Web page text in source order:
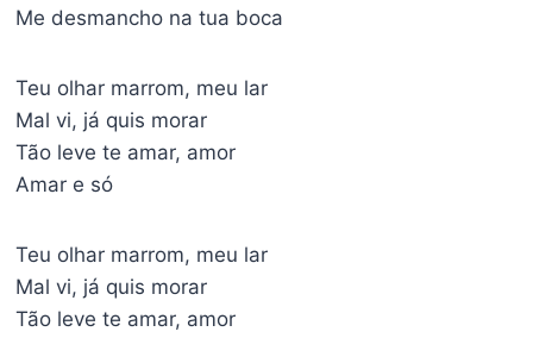
Me desmancho na tua boca
Teu olhar marrom, meu lar
Mal vi, já quis morar
Tão leve te amar, amor
Amar e só
Teu olhar marrom, meu lar
Mal vi, já quis morar
Tão leve te amar, amor